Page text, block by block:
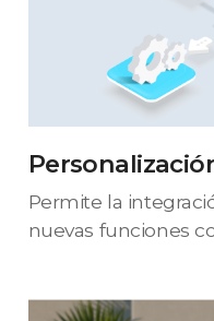
Permite la
nuevas funciones